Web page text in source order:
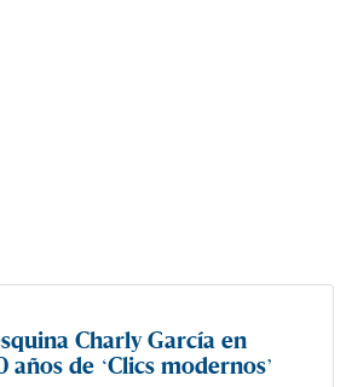
Charly García en
de ‘Clics modernos’